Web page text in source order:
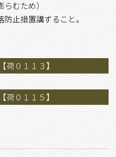
むため）
止措置講ずること。
荷０１１３】
荷０１１５】